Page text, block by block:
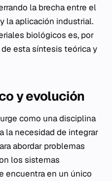
la brecha entre el
la aplicación industrial.
biológicos es, por
esta síntesis teórica y
y evolución
como una disciplina
la necesidad de integrar
abordar problemas
los sistemas
encuentra en un único